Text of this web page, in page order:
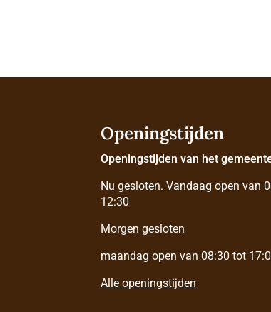
Openingstijden
Openingstijden van het
Nu gesloten. Vandaag open van
12:30
Morgen gesloten
maandag open van 08:30 tot
Alle openingstijden